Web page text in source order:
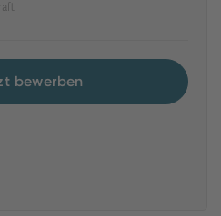
bewerben